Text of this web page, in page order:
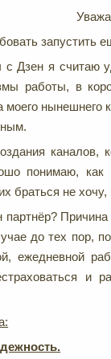
запустить
Дзен я считаю
работы, в
моего
понимаю,
браться не
партнёр?
до тех пор,
ежедневной
и